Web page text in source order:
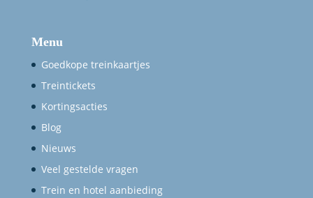
Menu
Goedkope treinkaartjes
Treintickets
Kortingsacties
Blog
Nieuws
Veel gestelde vragen
Trein en hotel aanbieding